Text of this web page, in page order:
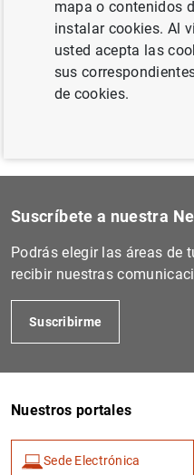
Anterior
El BCE publica
Suscríbete a nuestra
Podrás elegir las áreas de
recibir nuestras
Suscribirme
Nuestros portales
Sede Electrónica
mapa o contenidos
instalar cookies. Al
usted acepta las
sus
de cookies.